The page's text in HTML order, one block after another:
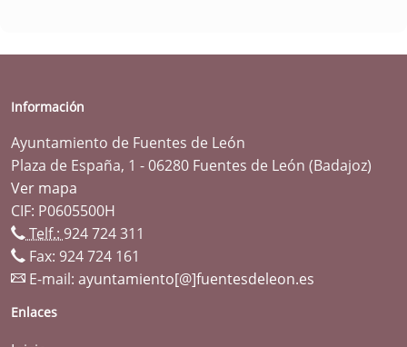
Información
Ayuntamiento de Fuentes de León
Plaza de España, 1 - 06280 Fuentes de León (Badajoz)
Ver mapa
CIF: P0605500H
Telf.: 924 724 311
Fax: 924 724 161
E-mail: ayuntamiento[@]fuentesdeleon.es
Enlaces